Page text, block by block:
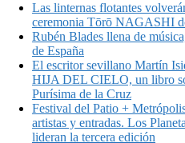
Las linternas flotantes
ceremonia Tōrō NAGASHI
Rubén Blades llena de
de España
El escritor sevillano Martín
HIJA DEL CIELO, un libro
Purísima de la Cruz
Festival del Patio +
artistas y entradas. Los
lideran la tercera edición